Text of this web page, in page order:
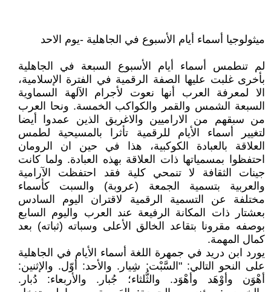
ميثولوجيا أسماء أيام الأسبوع في الجاهلية -يوم الاحد
لم تنطمس أسماء أيام الأسبوع السبعة في الجاهلية
بأخرى غلبت عليها الصفة الرقمية في الفترة الإسلامية،
الا لمعرفة العرب أنها نعوت لأجرام الآلهة السماوية
السبعة الشمس والقمر والكواكب الخمسة. ونحا العرب
من سبقهم من الاراميين والاغريق الذين عمدوا أيضا
لتغيير أسماء الأيام للرقمية تأثرا بالمسيحية لطمس
العلاقة بالعبادة الكوكبية، هذا في حين ان الرومان
احتفظوا بمسمياتها ذات العلاقة بهذه العبادة. ولما كانت
جينات الثقافة لا تنمحي كلية فقد احتفظت الآرامية
والعربية بتسمية الجمعة (عروبة) والسبت كأسماء
مختلفة عن التسمية الرقمية لاقتران اليوم السادس
بعشتار ذات المكانة الرفيعة عند العرب واليوم السابع
بوصفه مقرونا بتقاعد الخالق الأعلى وسباته (ثباته) بعد
كمال المهمة.
يورد ابن دريد في جمهرة اللغة أسماء الأيام في الجاهلية
على النحو التالي: "السَّبْت: شِيار. والأحد: أوّل. والإثنين:
أهْوَن وأوْهَد وأهْوَد. والثُّلثاء؛ جُبار. والأربعاء: دُبار.